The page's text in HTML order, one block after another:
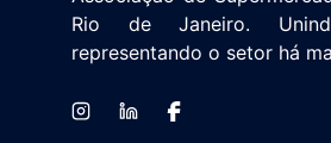
Rio de Janeiro.
representando o setor há